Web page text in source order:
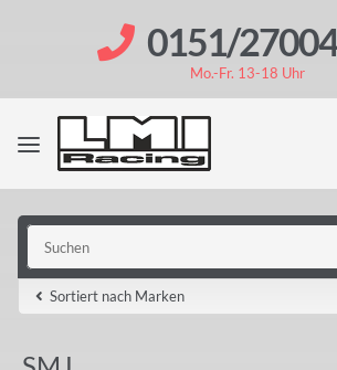
0151/
Mo.-Fr. 13-18 Uhr
Sortiert nach Marken